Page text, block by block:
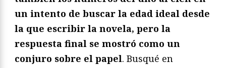
un intento de buscar la edad ideal desde
la que escribir la novela, pero la
respuesta final se mostró como un
conjuro sobre el papel. Busqué en